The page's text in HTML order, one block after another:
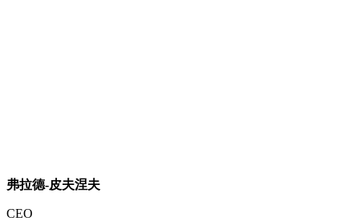
弗拉德-皮夫涅夫
CEO